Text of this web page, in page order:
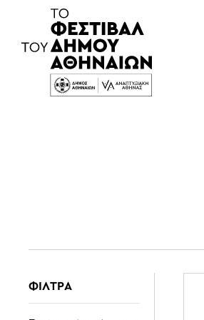
ΦΙΛΤΡΑ